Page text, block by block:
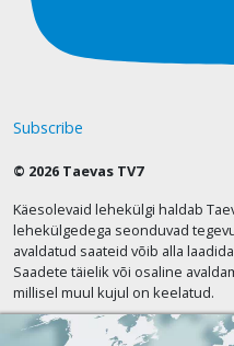
Subscribe
© 2026 Taevas TV7
Käesolevaid lehekülgi haldab
lehekülgedega seonduvad
avaldatud saateid võib alla
Saadete täielik või osaline
millisel muul kujul on keelatud.